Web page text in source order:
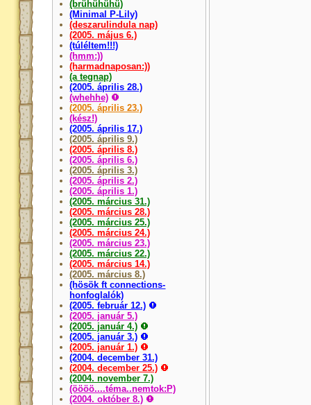
(brühühühü)
(Minimal P-Lily)
(deszarulindula nap)
(2005. május 6.)
(túléltem!!!)
(hmm:))
(harmadnaposan:))
(a tegnap)
(2005. április 28.)
(whehhe)
(2005. április 23.)
(kész!)
(2005. április 17.)
(2005. április 9.)
(2005. április 8.)
(2005. április 6.)
(2005. április 3.)
(2005. április 2.)
(2005. április 1.)
(2005. március 31.)
(2005. március 28.)
(2005. március 25.)
(2005. március 24.)
(2005. március 23.)
(2005. március 22.)
(2005. március 14.)
(2005. március 8.)
(hösök ft connections-
honfoglalók)
(2005. február 12.)
(2005. január 5.)
(2005. január 4.)
(2005. január 3.)
(2005. január 1.)
(2004. december 31.)
(2004. december 25.)
(2004. november 7.)
(öööö....téma..nemtok:P)
(2004. október 8.)